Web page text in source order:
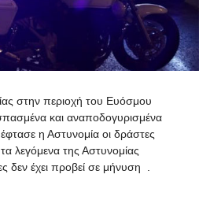
στην περιοχή του Ευόσμου
και αναποδογυρισμένα
η Αστυνομία οι δράστες
λεγόμενα της Αστυνομίας
δεν έχει προβεί σε μήνυση .